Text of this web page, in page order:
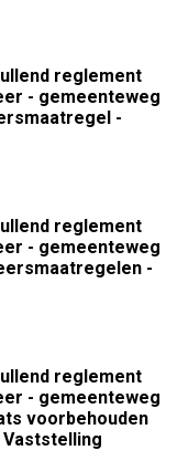
reglement
- gemeenteweg
-
reglement
- gemeenteweg
-
reglement
- gemeenteweg
voorbehouden